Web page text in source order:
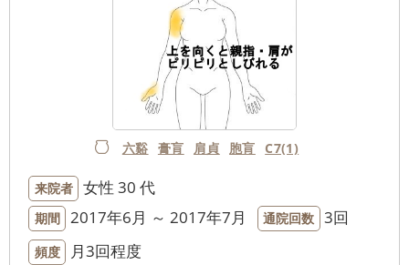
六谿 膏肓 肩貞 胞肓 C7(1)
来院者 女性 30 代
期間 2017年6月 ～ 2017年7月 通院回数 3回
頻度 月3回程度